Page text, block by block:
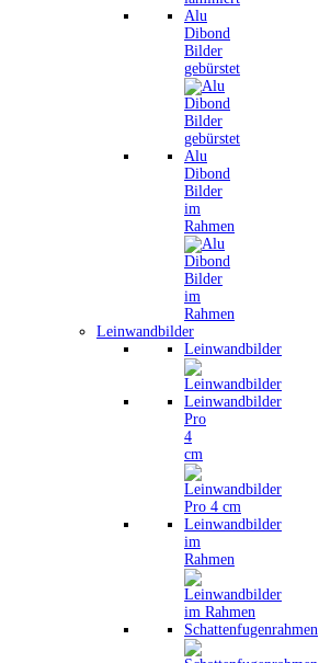
Alu
Dibond
Bilder
gebürstet
Alu
Dibond
Bilder
im
Rahmen
Leinwandbilder
Leinwandbilder
Leinwandbilder
Pro
4
cm
Leinwandbilder
im
Rahmen
Schattenfugenrahmen